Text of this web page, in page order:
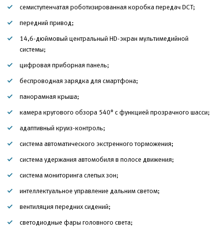
семиступенчатая роботизированная коробка передач DCT;
передний привод;
14,6-дюймовый центральный HD-экран мультимедийной
системы;
цифровая приборная панель;
беспроводная зарядка для смартфона;
панорамная крыша;
камера кругового обзора 540° с функцией прозрачного шасси;
адаптивный круиз-контроль;
система автоматического экстренного торможения;
система удержания автомобиля в полосе движения;
система мониторинга слепых зон;
интеллектуальное управление дальним светом;
вентиляция передних сидений;
светодиодные фары головного света;